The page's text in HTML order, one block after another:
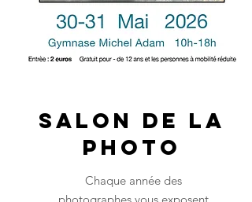
Salon de la
photo
Chaque année des